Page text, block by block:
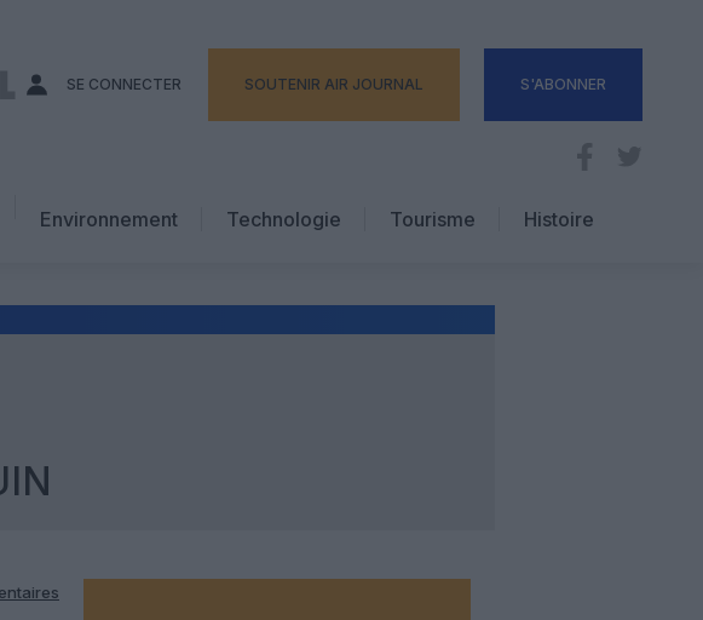
SE CONNECTER SOUTENIR AIR JOURNAL S'ABONNER
Environnement Technologie
Tourisme
Hôtellerie
Histoire